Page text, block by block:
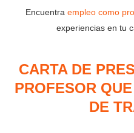
Encuentra empleo como
experiencias en tu
CARTA DE
PROFESOR
DE